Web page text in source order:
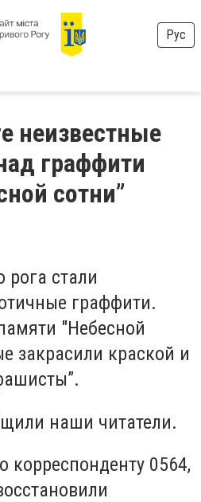
Рус
неизвестные
граффити
сотни”
рога стали
граффити.
"Небесной
закрасили краской и
наши читатели.
корреспонденту 0564,